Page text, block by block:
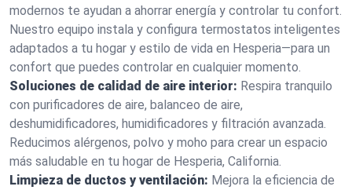
modernos te ayudan a ahorrar energía y controlar tu confort.
Nuestro equipo instala y configura termostatos inteligentes
adaptados a tu hogar y estilo de vida en Hesperia—para un
confort que puedes controlar en cualquier momento.
Soluciones de calidad de aire interior: Respira tranquilo
con purificadores de aire, balanceo de aire,
deshumidificadores, humidificadores y filtración avanzada.
Reducimos alérgenos, polvo y moho para crear un espacio
más saludable en tu hogar de Hesperia, California.
Limpieza de ductos y ventilación: Mejora la eficiencia de